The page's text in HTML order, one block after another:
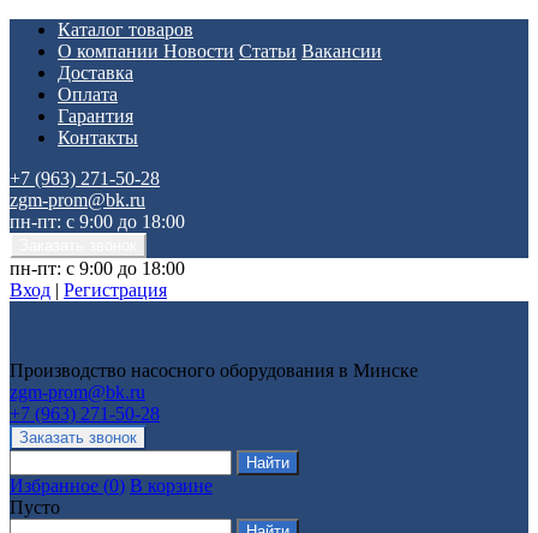
Каталог товаров
О компании Новости Статьи Вакансии
Доставка
Оплата
Гарантия
Контакты
+7 (963) 271-50-28
zgm-prom@bk.ru
пн-пт: с 9:00 до 18:00
пн-пт: с 9:00 до 18:00
Вход | Регистрация
Производство насосного оборудования в Минске
zgm-prom@bk.ru
+7 (963) 271-50-28
Избранное (0) В корзине
Пусто